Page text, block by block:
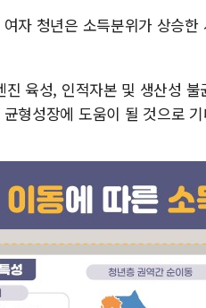
자 청년은 소득분위가 상승
육성, 인적자본 및 생산성 불
형성장에 도움이 될 것으로